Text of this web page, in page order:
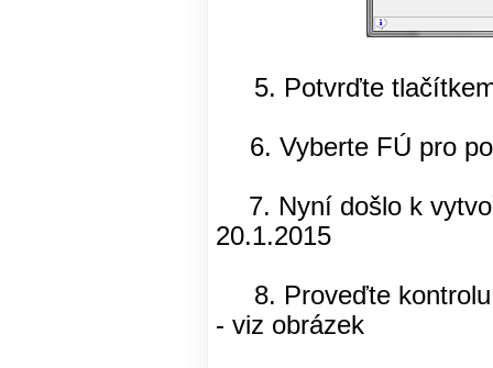
5. Potvrďte
6. Vyberte FÚ pro
7. Nyní došlo k
20.1.2015
8. Proveďte kontrolu
- viz obrázek